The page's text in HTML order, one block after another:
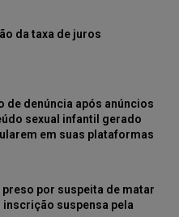
da taxa de juros
de denúncia após anúncios
sexual infantil gerado
em suas plataformas
por suspeita de matar
inscrição suspensa pela